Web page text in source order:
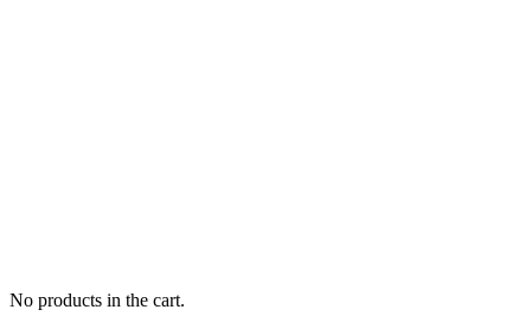
No products in the cart.